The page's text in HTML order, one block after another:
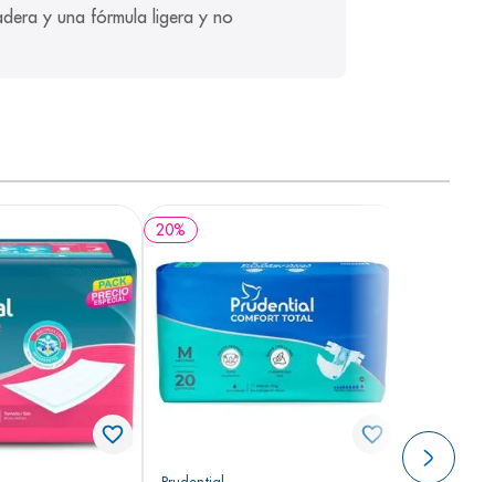
y una fórmula ligera y no
20%